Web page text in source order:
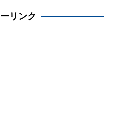
リンク